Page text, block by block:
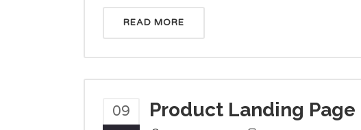
READ MORE
09 Product Landing Page